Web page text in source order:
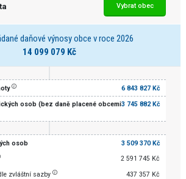
Vybrat obec
daňové výnosy obce v roce 2026
14 099 079 Kč
6 843 827 Kč
osob (bez daně placené obcemi3 745 882 Kč
osob
3 509 370 Kč
2 591 745 Kč
zvláštní sazby
437 357 Kč